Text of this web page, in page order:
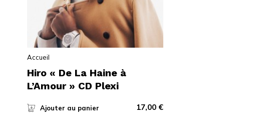
Accueil
Hiro « De La Haine à
L’Amour » CD Plexi
Ajouter au panier 17,00 €